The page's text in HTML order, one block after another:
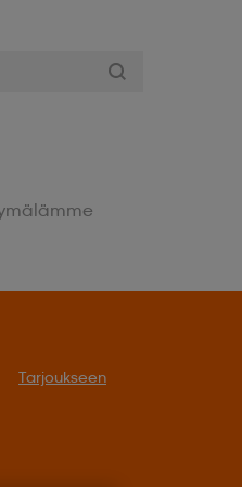
Tarjoukseen